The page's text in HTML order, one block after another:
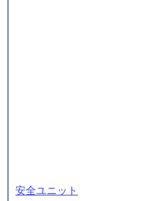
安全ユニット